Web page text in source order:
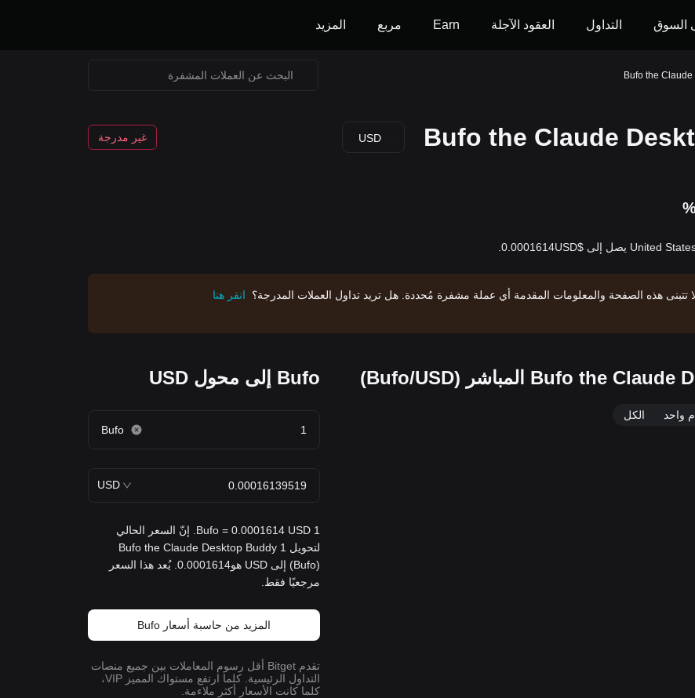
السوق التداول العقود الآجلة Earn مربع المزيد
USD غير مدرجة
تتبنى هذه الصفحة والمعلومات المقدمة أي عملة مشفرة مُحددة. هل تريد تداول العملات المدرجة؟
انقر هنا
واحد الكل
Bufo إلى محول USD
Bufo
USD
1 Bufo = 0.0001614 USD. إنّ السعر الحالي
لتحويل 1 Bufo the Claude Desktop Buddy
(Bufo) إلى USD هو0.0001614. يُعد هذا السعر
مرجعيًا فقط.
المزيد من حاسبة أسعار Bufo
تقدم Bitget أقل رسوم المعاملات بين جميع منصات
التداول الرئيسية. كلما ارتفع مستواك المميز VIP،
كلما كانت الأسعار أكثر ملاءمة.